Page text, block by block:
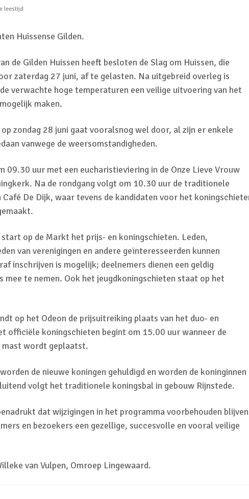
leestijd
Huissense Gilden.
de Gilden Huissen heeft besloten de Slag om Huissen, die
zaterdag 27 juni, af te gelasten. Na uitgebreid overleg is
verwachte hoge temperaturen een veilige uitvoering van het
maken.
zondag 28 juni gaat vooralsnog wel door, al zijn er enkele
vanwege de weersomstandigheden.
09.30 uur met een eucharistieviering in de Onze Lieve Vrouw
Na de rondgang volgt om 10.30 uur de traditionele
De Dijk, waar tevens de kandidaten voor het
op de Markt het prijs- en koningschieten. Leden,
van verenigingen en andere geïnteresseerden kunnen
inschrijven is mogelijk; deelnemers dienen een geldig
mee te nemen. Ook het jeugdkoningschieten staat op het
op het Odeon de prijsuitreiking plaats van het duo- en
officiële koningschieten begint om 15.00 uur wanneer de
mast wordt geplaatst.
de nieuwe koningen gehuldigd en worden de koninginnen
volgt het traditionele koningsbal in gebouw Rijnstede.
dat wijzigingen in het programma voorbehouden blijven
en bezoekers een gezellige, succesvolle en vooral veilige
van Vulpen, Omroep Lingewaard.